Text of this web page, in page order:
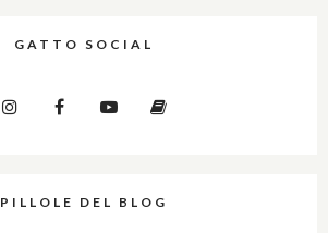
GATTO SOCIAL
PILLOLE DEL BLOG